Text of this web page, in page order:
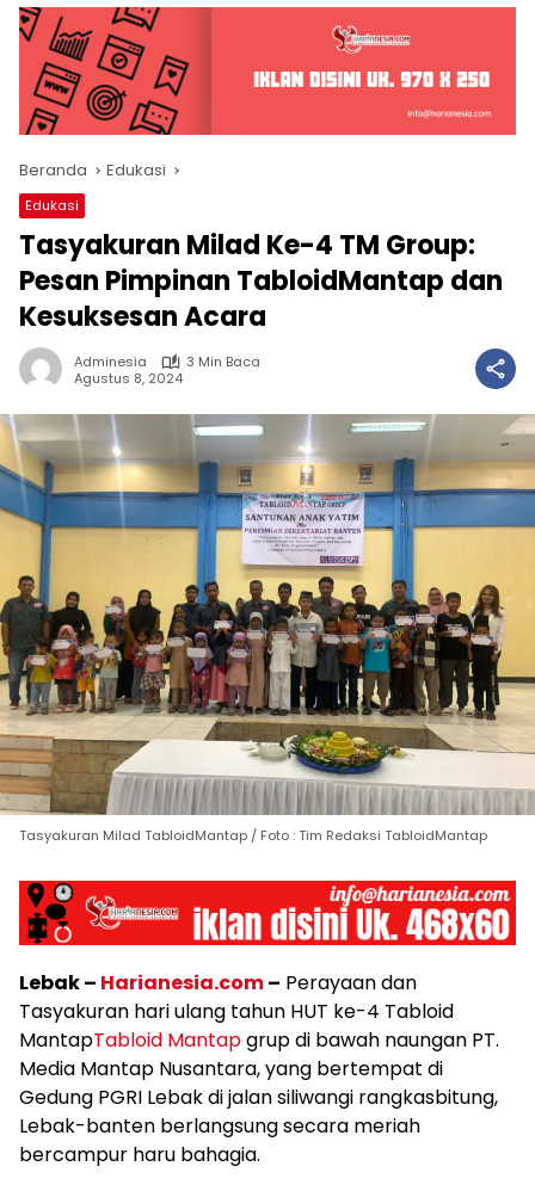
Beranda Edukasi
Edukasi
Tasyakuran Milad Ke-4 TM Group:
Pesan Pimpinan TabloidMantap dan
Kesuksesan Acara
Adminesia
3 Min Baca
Agustus 8, 2024
Tasyakuran Milad TabloidMantap / Foto : Tim Redaksi TabloidMantap
Lebak – Harianesia.com– Perayaan dan
Tasyakuran hari ulang tahun HUT ke-4 Tabloid
MantapTabloid Mantapgrup di bawah naungan PT.
Media Mantap Nusantara, yang bertempat di
Gedung PGRI Lebak di jalan siliwangi rangkasbitung,
Lebak-banten berlangsung secara meriah
bercampur haru bahagia.